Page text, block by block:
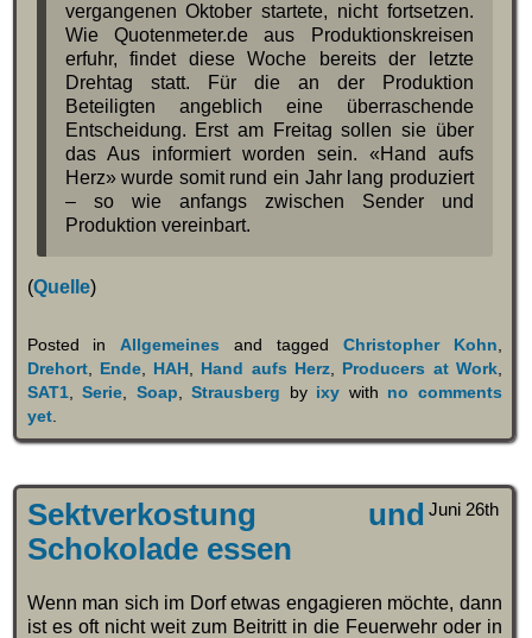
vergangenen Oktober startete, nicht fortsetzen.
Wie Quotenmeter.de aus Produktionskreisen
erfuhr, findet diese Woche bereits der letzte
Drehtag statt. Für die an der Produktion
Beteiligten angeblich eine überraschende
Entscheidung. Erst am Freitag sollen sie über
das Aus informiert worden sein. «Hand aufs
Herz» wurde somit rund ein Jahr lang produziert
– so wie anfangs zwischen Sender und
Produktion vereinbart.
(Quelle)
Posted inAllgemeines and taggedChristopher Kohn
Drehort, Ende, HAH Hand aufs Herz Producers at Work
SAT1,Serie Soap ,Strausberg by ixy with no comments
yet.
Juni 26th
Sektverkostung und
Schokolade essen
Wenn man sich im Dorf etwas engagieren möchte, dann
ist es oft nicht weit zum Beitritt in die Feuerwehr oder in